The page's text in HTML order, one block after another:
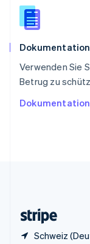
Verwenden Sie
Betrug zu
Schweiz
English
Spanien
Thailand
English
English